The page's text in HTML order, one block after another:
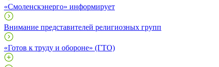
«Смоленскэнерго» информирует
Внимание представителей религиозных групп
«Готов к труду и обороне» (ГТО)